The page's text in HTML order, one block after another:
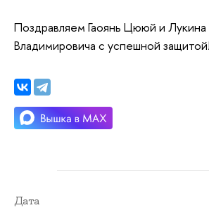
Поздравляем Гаоянь Цююй и
Владимировича с успешной
Дата